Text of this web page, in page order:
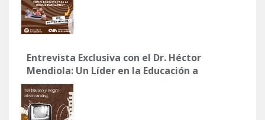
Entrevista Exclusiva con el Dr. Héctor
Mendiola: Un Líder en la Educación a
Distancia para Latinos en Utah